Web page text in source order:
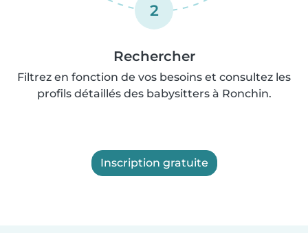
2
Rechercher
Filtrez en fonction de vos besoins et consultez les
profils détaillés des babysitters à Ronchin.
Inscription gratuite